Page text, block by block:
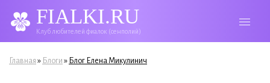
FIALKI.RU
Клуб любителей фиалок (сенполий)
Вы здесь
Главная » Блоги » Блог Елена Микулинич